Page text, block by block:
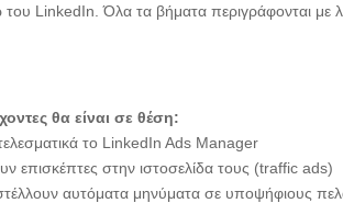
LinkedIn. Όλα τα βήματα περιγράφονται με
θα είναι σε θέση:
το LinkedIn Ads Manager
επισκέπτες στην ιστοσελίδα τους (traffic ads)
αυτόματα μηνύματα σε υποψήφιους